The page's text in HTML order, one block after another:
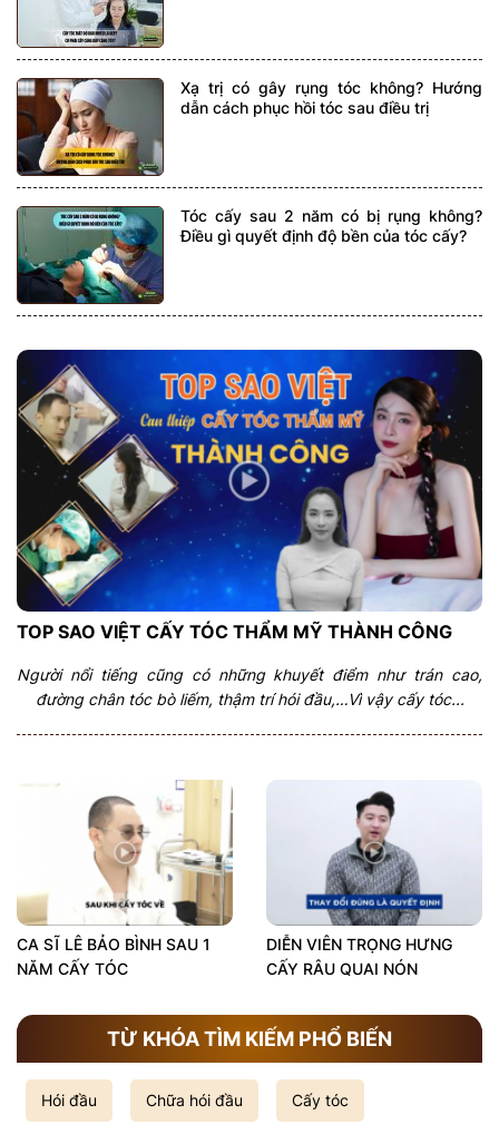
Xạ trị có gây rụng tóc không? Hướng
dẫn cách phục hồi tóc sau điều trị
Tóc cấy sau 2 năm có bị rụng không?
Điều gì quyết định độ bền của tóc cấy?
TOP SAO VIỆT CẤY TÓC THẨM MỸ THÀNH CÔNG
Người nổi tiếng cũng có những khuyết điểm như trán cao,
đường chân tóc bò liếm, thậm trí hói đầu,…Vì vậy cấy tóc...
CA SĨ LÊ BẢO BÌNH SAU 1
NĂM CẤY TÓC
DIỄN VIÊN TRỌNG HƯNG
CẤY RÂU QUAI NÓN
TỪ KHÓA TÌM KIẾM PHỔ BIẾN
Hói đầu Chữa hói đầu Cấy tóc